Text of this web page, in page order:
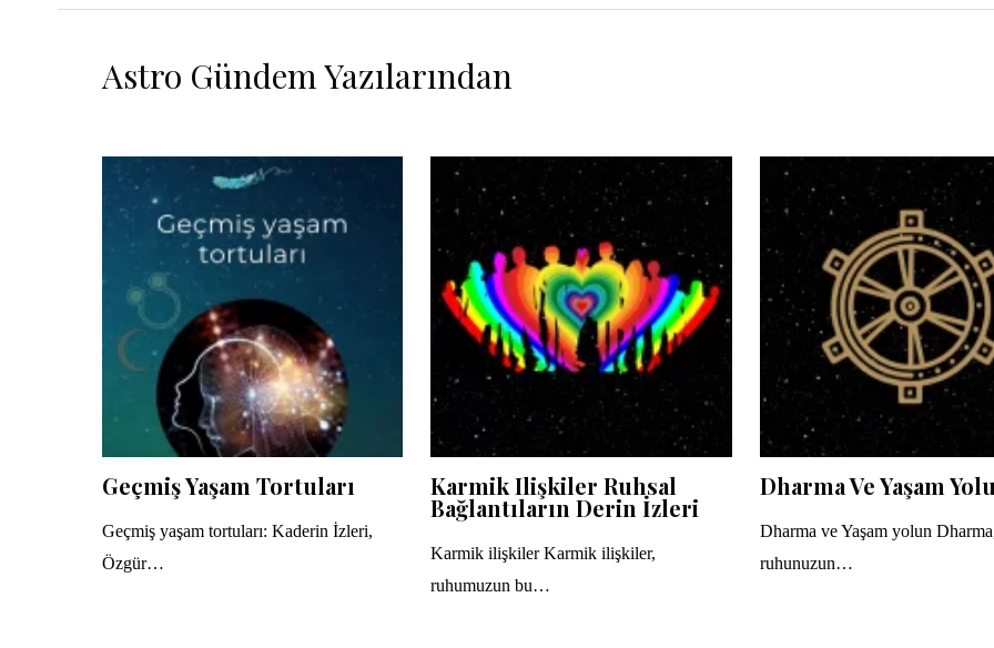
Astro Gündem Yazılarından
Geçmiş Yaşam Tortuları
Geçmiş yaşam tortuları: Kaderin İzleri,
Özgür…
Karmik Ilişkiler Ruhsal
Bağlantıların Derin İzleri
Karmik ilişkiler Karmik ilişkiler,
ruhumuzun bu…
Dharma Ve Yaşam
Dharma ve Yaşam yolun
ruhunuzun…